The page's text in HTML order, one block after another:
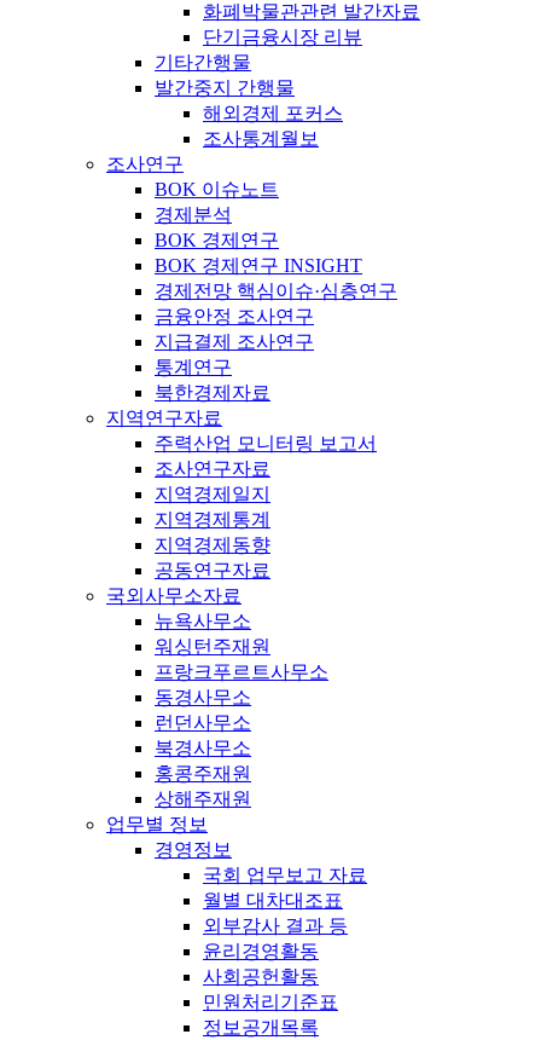
화폐박물관관련 발간자료
단기금융시장 리뷰
기타간행물
발간중지 간행물
해외경제 포커스
조사통계월보
조사연구
BOK 이슈노트
경제분석
BOK 경제연구
BOK 경제연구 INSIGHT
경제전망 핵심이슈·심층연구
금융안정 조사연구
지급결제 조사연구
통계연구
북한경제자료
지역연구자료
주력산업 모니터링 보고서
조사연구자료
지역경제일지
지역경제통계
지역경제동향
공동연구자료
국외사무소자료
뉴욕사무소
워싱턴주재원
프랑크푸르트사무소
동경사무소
런던사무소
북경사무소
홍콩주재원
상해주재원
업무별 정보
경영정보
국회 업무보고 자료
월별 대차대조표
외부감사 결과 등
윤리경영활동
사회공헌활동
민원처리기준표
정보공개목록